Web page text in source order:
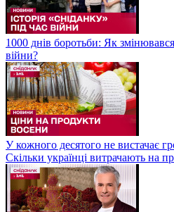
1000 днів боротьби: Як
війни?
У кожного десятого не вистачає
Скільки українці витрачають на